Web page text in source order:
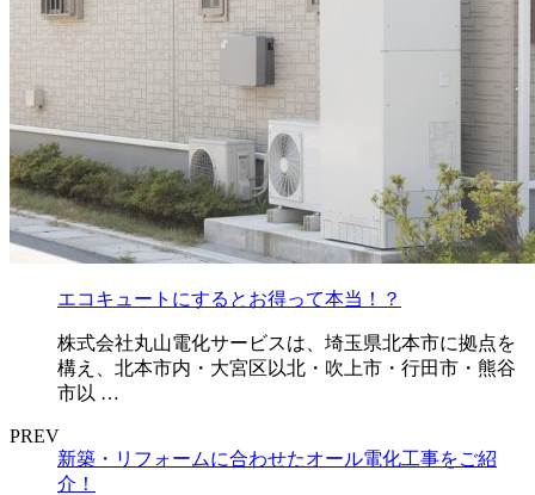
エコキュートにするとお得って本当！？
株式会社丸山電化サービスは、埼玉県北本市に拠点を
構え、北本市内・大宮区以北・吹上市・行田市・熊谷
市以 …
PREV
新築・リフォームに合わせたオール電化工事をご紹
介！